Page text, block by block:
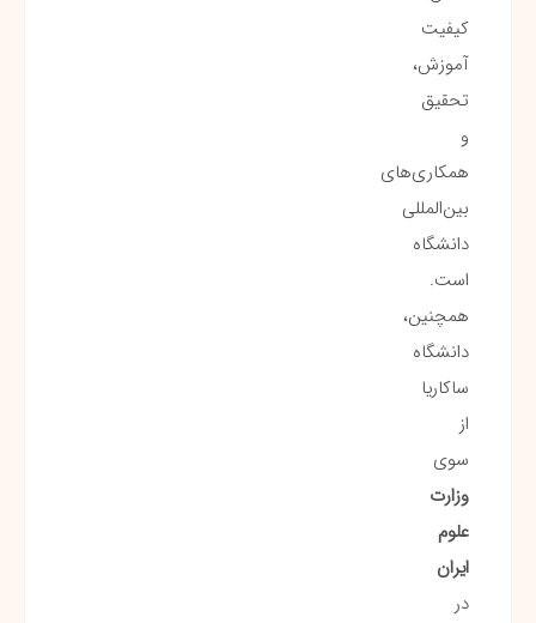
کیفیت
آموزش،
تحقیق
و
همکاری‌های
بین‌المللی
دانشگاه
است.
همچنین،
دانشگاه
ساکاریا
از
سوی
وزارت
علوم
ایران
در